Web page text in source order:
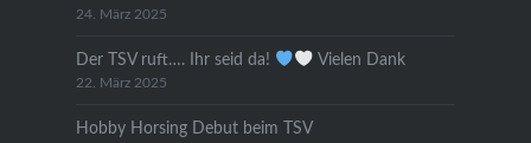
24. März 2025
Der TSV ruft…. Ihr seid da! Vielen Dank
22. März 2025
Hobby Horsing Debut beim TSV